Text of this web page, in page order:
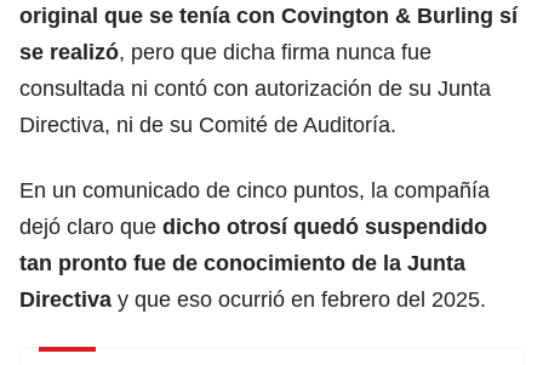
original que se tenía con Covington & Burling sí
se realizó, pero que dicha firma nunca fue
consultada ni contó con autorización de su Junta
Directiva, ni de su Comité de Auditoría.
En un comunicado de cinco puntos, la compañía
dejó claro que dicho otrosí quedó suspendido
tan pronto fue de conocimiento de la Junta
Directiva y que eso ocurrió en febrero del 2025.